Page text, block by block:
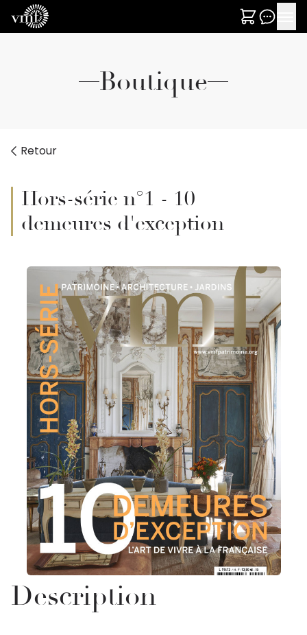
Boutique
Retour
Hors-série n°1 - 10
demeures d'exception
Description